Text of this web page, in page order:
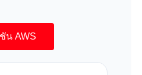
น AWS